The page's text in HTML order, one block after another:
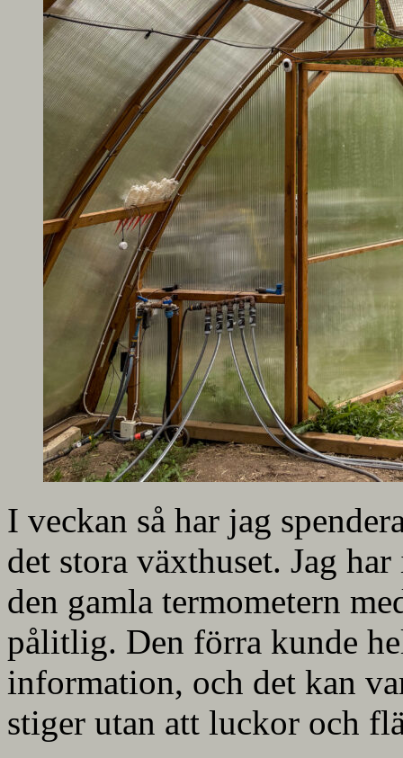
I veckan så har jag
det stora växthuset. Jag
den gamla termometern
pålitlig. Den förra kunde
information, och det kan
stiger utan att luckor och